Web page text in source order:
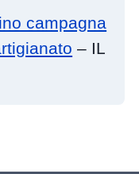
campagna
– IL